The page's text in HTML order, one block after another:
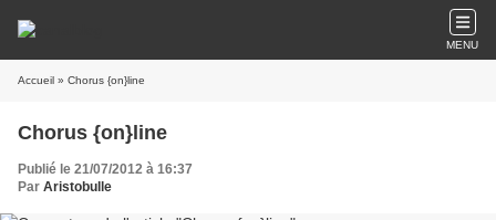
MENU
Accueil » Chorus {on}line
Chorus {on}line
Publié le 21/07/2012 à 16:37
Par Aristobulle